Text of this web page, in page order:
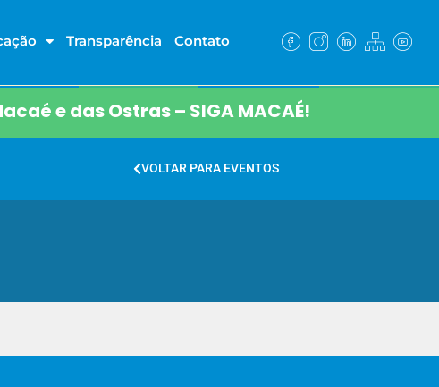
Transparência Contato
e das Ostras – SIGA MACAÉ!
VOLTAR PARA EVENTOS